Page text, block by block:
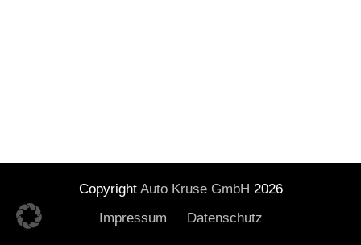
Copyright Auto Kruse GmbH 2026
Impressum
Datenschutz